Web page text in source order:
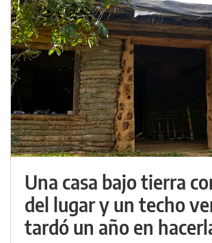
Una casa bajo tierra
del lugar y un techo
tardó un año en